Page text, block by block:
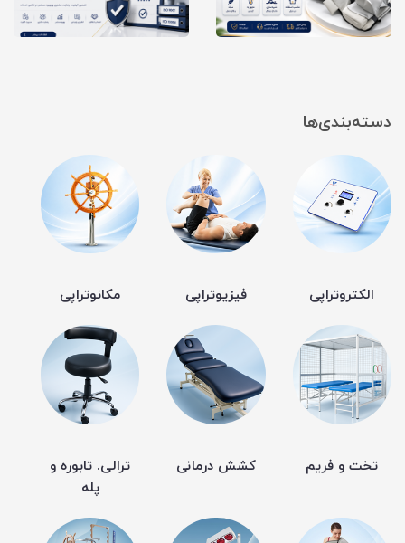
دسته‌بندی‌ها
الکتروتراپی فیزیوتراپی مکانوتراپی
تخت و فریم کشش درمانی
ترالی. تابوره و
پله